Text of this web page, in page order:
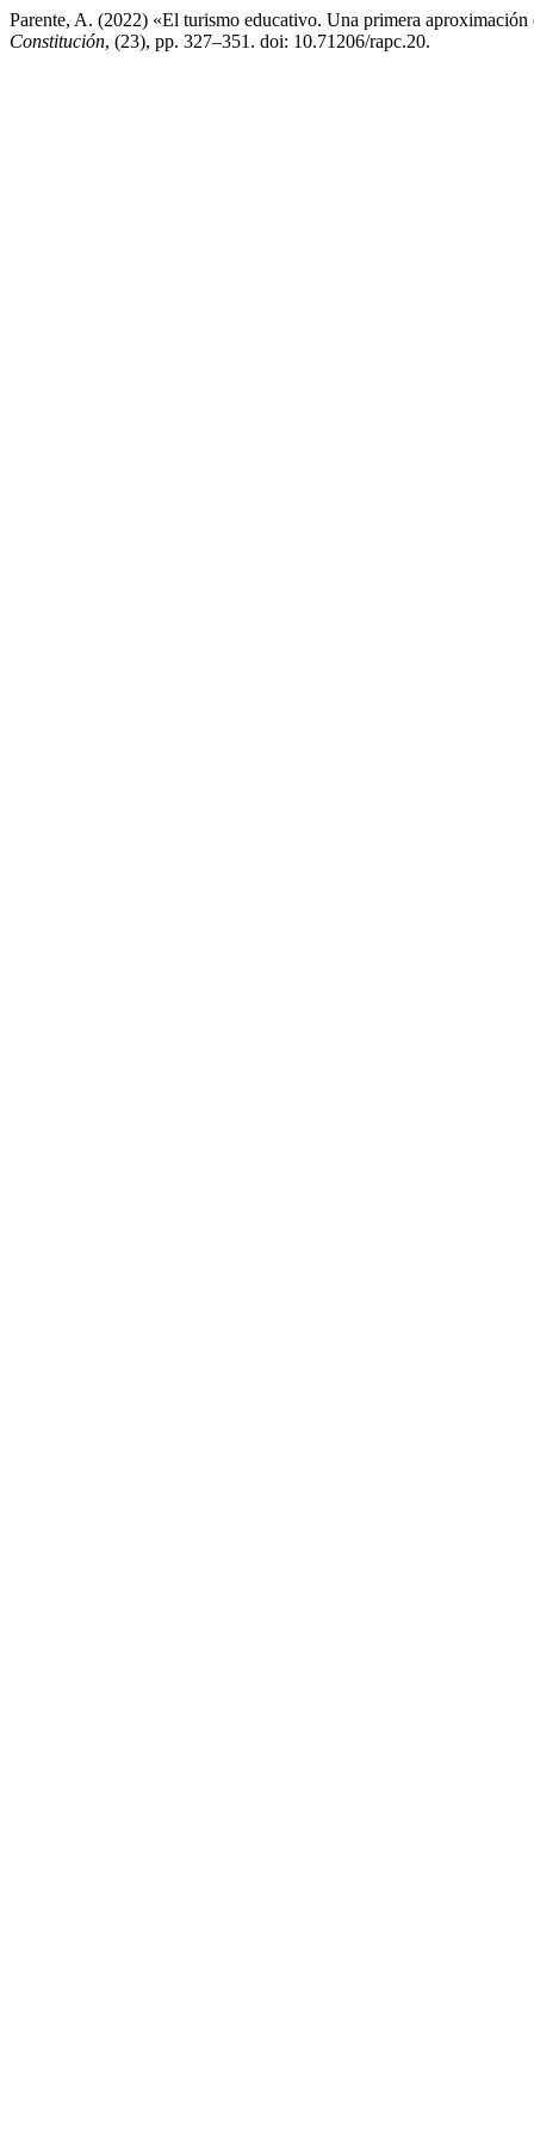
Parente, A. (2022) «El turismo educativo. Una primera
Constitución, (23), pp. 327–351. doi: 10.71206/rapc.20.